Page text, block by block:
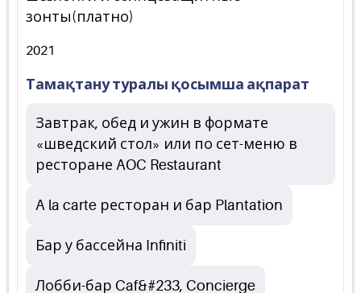
зонты(платно)
2021
Тамақтану туралы қосымша ақпарат
Завтрак, обед и ужин в формате
«шведский стол» или по сет-меню в
ресторане AOC Restaurant
A la carte ресторан и бар Plantation
Бар у бассейна Infiniti
Лобби-бар Caf&#233, Concierge